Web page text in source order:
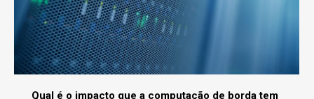
Qual é o impacto que a computação de borda tem